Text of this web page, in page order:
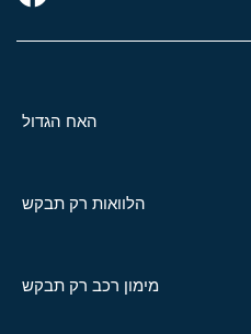
האח הגדול
הלוואות רק תבקש
מימון רכב רק תבקש